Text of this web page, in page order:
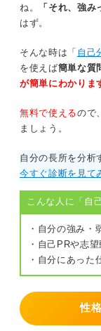
ね。
「それ、強み
はず。
そんな時は「 自己
を使えば簡単な質
が簡単にわかりま
無料で使えるので
ましょう。
自分の長所を分析
今すぐ診断を見て
こんな人に「自
・自分の強み・
・自己PRや志
・自分にあった
性